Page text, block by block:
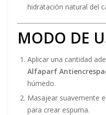
hidratación natural del
MODO DE
Aplicar una cantidad
Alfaparf
húmedo.
Masajear suavemente
para crear espuma.